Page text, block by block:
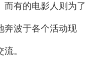
而有的电影人则为了
奔波于各个活动现
。